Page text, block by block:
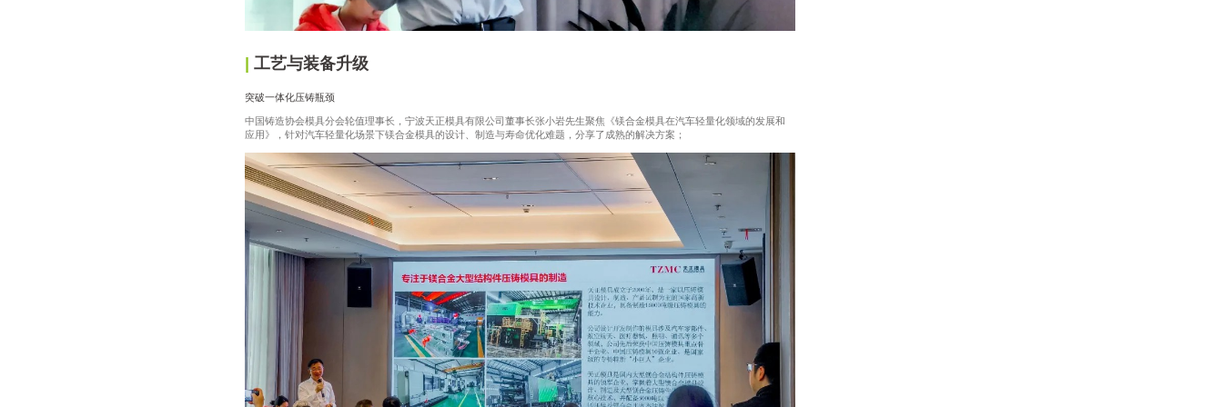
工艺与装备升级
突破一体化压铸瓶颈
中国铸造协会模具分会轮值理事长，宁波天正模具有限公司董事长张小岩先生聚焦《镁合金模具在汽车轻量化领域的发展和
应用》，针对汽车轻量化场景下镁合金模具的设计、制造与寿命优化难题，分享了成熟的解决方案；